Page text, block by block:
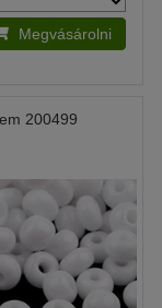
Megvásárolni
200499